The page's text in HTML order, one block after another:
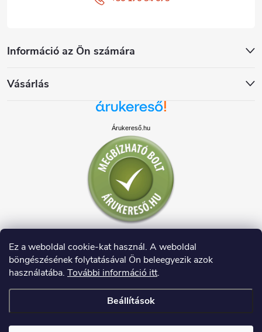
Ez a weboldal cookie-kat használ. A weboldal
böngészésének folytatásával Ön beleegyezik azok
használatába. További információ itt.
Beállítások
Információ az Ön számára
Vásárlás
Árukereső.hu
Copyright 2026HAUSDECO.HU. Minden jog fenntartva.